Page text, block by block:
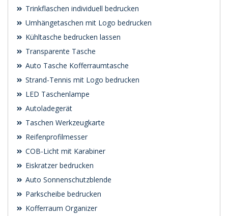
Trinkflaschen individuell bedrucken
Umhängetaschen mit Logo bedrucken
Kühltasche bedrucken lassen
Transparente Tasche
Auto Tasche Kofferraumtasche
Strand-Tennis mit Logo bedrucken
LED Taschenlampe
Autoladegerät
Taschen Werkzeugkarte
Reifenprofilmesser
COB-Licht mit Karabiner
Eiskratzer bedrucken
Auto Sonnenschutzblende
Parkscheibe bedrucken
Kofferraum Organizer